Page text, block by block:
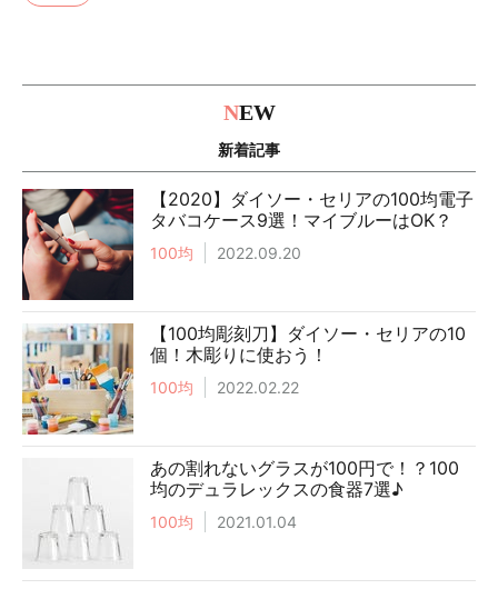
NEW
新着記事
【2020】ダイソー・セリアの100均電子
タバコケース9選！マイブルーはOK？
100均 2022.09.20
【100均彫刻刀】ダイソー・セリアの10
個！木彫りに使おう！
100均 2022.02.22
あの割れないグラスが100円で！？100
均のデュラレックスの食器7選♪
100均 2021.01.04